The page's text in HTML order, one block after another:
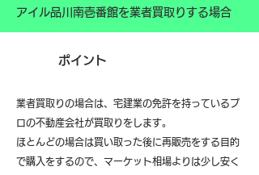
アイル品川南壱番館を業者買取りする場合
ポイント
業者買取りの場合は、宅建業の免許を持っているプ
ロの不動産会社が買取りをします。
ほとんどの場合は買い取った後に再販売をする目的
で購入をするので、マーケット相場よりは少し安く